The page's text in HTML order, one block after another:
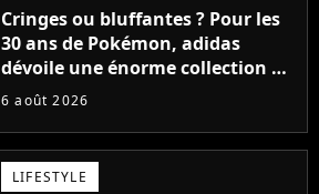
Cringes ou bluffantes ? Pour les
30 ans de Pokémon, adidas
dévoile une énorme collection de
sneakers et je ne sais pas quoi en
6 août 2026
LIFESTYLE